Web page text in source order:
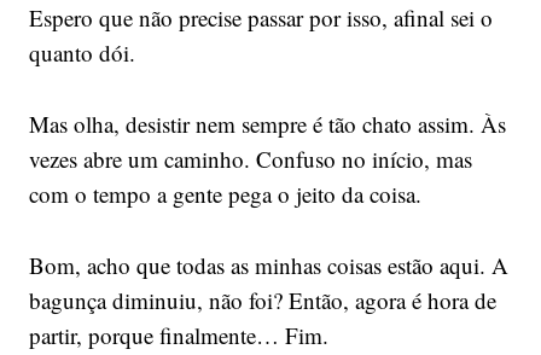
Espero que não precise passar por isso, afinal sei o
quanto dói.
Mas olha, desistir nem sempre é tão chato assim. Às
vezes abre um caminho. Confuso no início, mas
com o tempo a gente pega o jeito da coisa.
Bom, acho que todas as minhas coisas estão aqui. A
bagunça diminuiu, não foi? Então, agora é hora de
partir, porque finalmente… Fim.